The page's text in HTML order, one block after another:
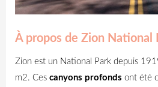
À propos de Zion National
Zion est un National Park depuis
m2. Ces canyons profonds ont été